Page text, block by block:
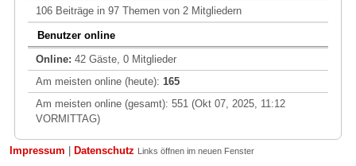
106 Beiträge in 97 Themen von 2 Mitgliedern
Benutzer online
Online: 42 Gäste, 0 Mitglieder
Am meisten online (heute): 165
Am meisten online (gesamt): 551 (Okt 07, 2025, 11:12
VORMITTAG)
Impressum Datenschutz Links öffnen im neuen Fenster